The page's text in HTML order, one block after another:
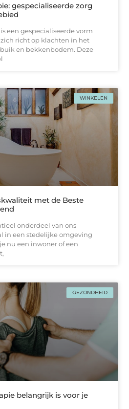
gespecialiseerde zorg
een gespecialiseerde vorm
richt op klachten in het
en bekkenbodem. Deze
WINKELEN
met de Beste
onderdeel van ons
in een stedelijke omgeving
nu een inwoner of een
GEZONDHEID
belangrijk is voor je